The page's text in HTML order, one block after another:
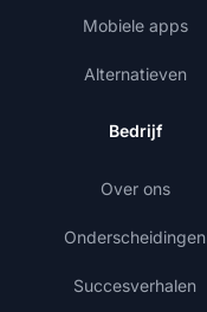
Mobiele apps
Alternatieven
Bedrijf
Over ons
Onderscheidingen
Succesverhalen